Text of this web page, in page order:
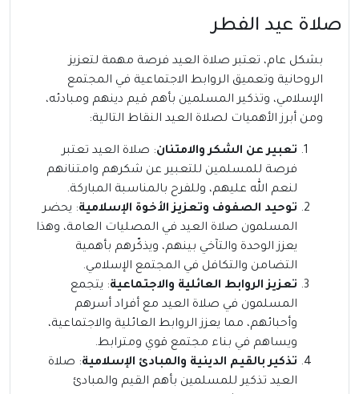
صلاة عيد الفطر
بشكل عام، تعتبر صلاة العيد فرصة مهمة لتعزيز
الروحانية وتعميق الروابط الاجتماعية في المجتمع
الإسلامي، وتذكير المسلمين بأهم قيم دينهم ومبادئه،
ومن أبرز الأهميات لصلاة العيد النقاط التالية:
تعبير عن الشكر والامتنان: صلاة العيد تعتبر
فرصة للمسلمين للتعبير عن شكرهم وامتنانهم
لنعم الله عليهم، وللفرح بالمناسبة المباركة.
توحيد الصفوف وتعزيز الأخوة الإسلامية: يحضر
المسلمون صلاة العيد في المصليات العامة، وهذا
يعزز الوحدة والتآخي بينهم، ويذكّرهم بأهمية
التضامن والتكافل في المجتمع الإسلامي.
تعزيز الروابط العائلية والاجتماعية: يتجمع
المسلمون في صلاة العيد مع أفراد أسرهم
وأحبائهم، مما يعزز الروابط العائلية والاجتماعية،
ويساهم في بناء مجتمع قوي ومترابط.
تذكير بالقيم الدينية والمبادئ الإسلامية: صلاة
العيد تذكير للمسلمين بأهم القيم والمبادئ